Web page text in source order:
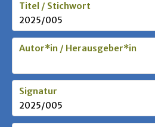
Titel / Stichwort
2025/005
Autor*in / Herausgeber*in
Signatur
2025/005